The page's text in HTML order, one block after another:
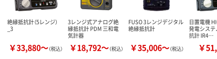
絶縁抵抗計（5レンジ）
_3
￥33,880～（税込）
3レンジ式アナログ絶
縁抵抗計 PDM 三和電
気計器
￥18,792～（税込）
FUSO 3レンジデジタル
絶縁抵抗計
￥35,006～（税込）
日置電機
発電シス
抗計 IR4…
￥